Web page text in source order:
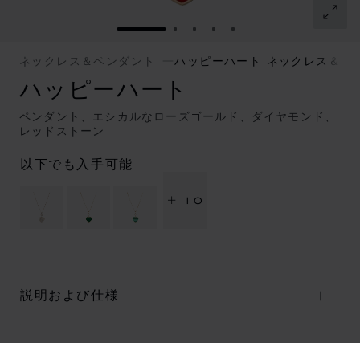
スライドに移動 1
スライドに移動 2
スライドに移動 3
スライドに移動 4
スライドに移動 5
ネックレス＆ペンダント ハッピーハート ネックレス＆ペ
ハッピーハート
ペンダント、エシカルなローズゴールド、ダイヤモンド、
レッドストーン
以下でも入手可能
+ 10
説明および仕様